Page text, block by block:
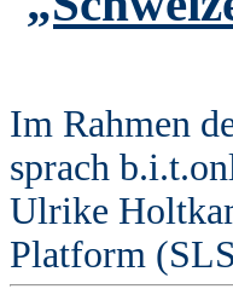
Im Rahmen
sprach
Ulrike
Platform